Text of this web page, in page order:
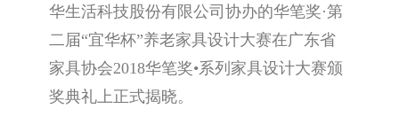
华生活科技股份有限公司协办的华笔奖·第
二届“宜华杯”养老家具设计大赛在广东省
家具协会2018华笔奖•系列家具设计大赛颁
奖典礼上正式揭晓。